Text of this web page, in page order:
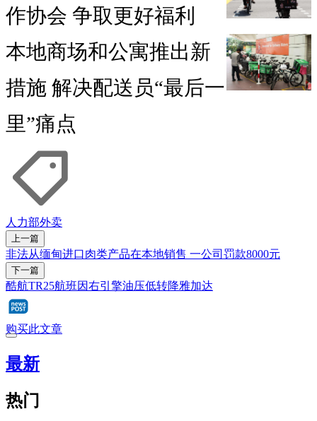
作协会 争取更好福利
本地商场和公寓推出新
措施 解决配送员“最后一
里”痛点
人力部外卖
上一篇
非法从缅甸进口肉类产品在本地销售 一公司罚款8000元
下一篇
酷航TR25航班因右引擎油压低转降雅加达
购买此文章
最新
热门